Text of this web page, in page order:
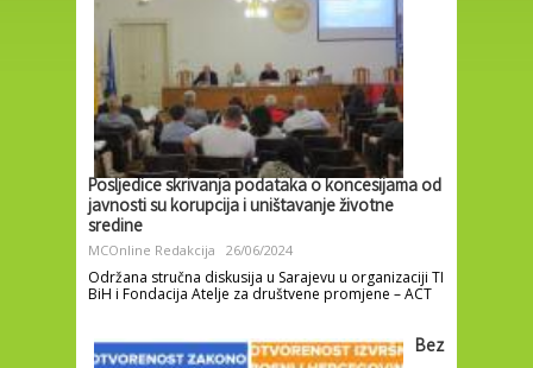
Posljedice skrivanja podataka o koncesijama od
javnosti su korupcija i uništavanje životne
sredine
MCOnline Redakcija 26/06/2024
Održana stručna diskusija u Sarajevu u organizaciji TI
BiH i Fondacija Atelje za društvene promjene – ACT
Bez